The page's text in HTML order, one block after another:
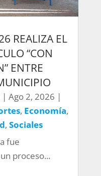
REALIZA EL
“CON
ENTRE
| Ago 2, 2026 |
, Economía,
, Sociales
fue
proceso...